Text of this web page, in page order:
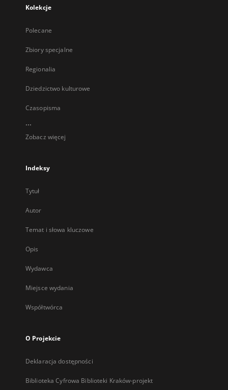
Kolekcje
Polecane
Zbiory specjalne
Regionalia
Dziedzictwo kulturowe
Czasopisma
...
Zobacz więcej
Indeksy
Tytuł
Autor
Temat i słowa kluczowe
Opis
Wydawca
Miejsce wydania
Współtwórca
O Projekcie
Deklaracja dostępności
Biblioteka Cyfrowa Biblioteki Kraków-projekt